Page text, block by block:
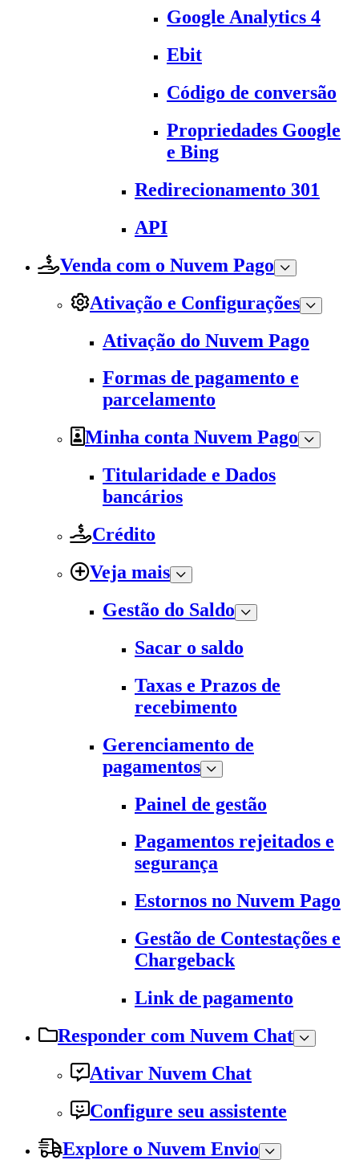
Google Analytics 4
Ebit
Código de conversão
Propriedades Google
e Bing
Redirecionamento 301
API
Venda com o Nuvem Pago
Ativação e Configurações
Ativação do Nuvem Pago
Formas de pagamento e
parcelamento
Minha conta Nuvem Pago
Titularidade e Dados
bancários
Crédito
Veja mais
Gestão do Saldo
Sacar o saldo
Taxas e Prazos de
recebimento
Gerenciamento de
pagamentos
Painel de gestão
Pagamentos rejeitados e
segurança
Estornos no Nuvem Pago
Gestão de Contestações e
Chargeback
Link de pagamento
Responder com Nuvem Chat
Ativar Nuvem Chat
Configure seu assistente
Explore o Nuvem Envio